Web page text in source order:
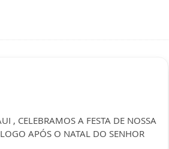
, CELEBRAMOS A FESTA DE NOSSA
APÓS O NATAL DO SENHOR